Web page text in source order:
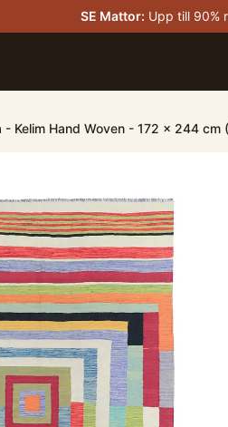
SE Mattor: Upp till 90%
Kelim Hand Woven - 172 x 244 cm